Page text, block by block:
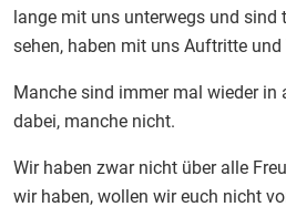
lange mit uns unterwegs und sind
sehen, haben mit uns Auftritte
Manche sind immer mal wieder in
dabei, manche nicht.
Wir haben zwar nicht über alle
wir haben, wollen wir euch nicht